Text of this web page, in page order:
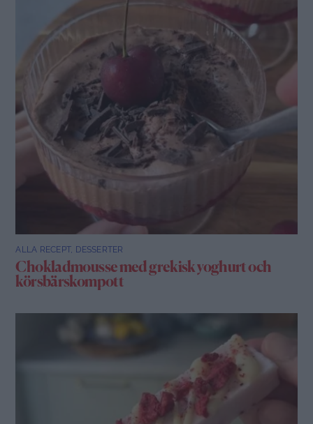
ALLA RECEPT, DESSERTER
Chokladmousse med grekisk yoghurt och
körsbärskompott